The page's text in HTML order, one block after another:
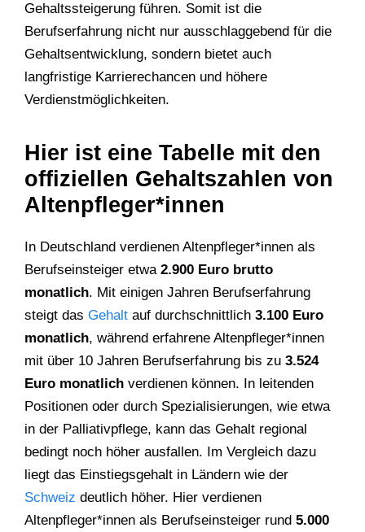
Gehaltssteigerung führen. Somit ist die
Berufserfahrung nicht nur ausschlaggebend für die
Gehaltsentwicklung, sondern bietet auch
langfristige Karrierechancen und höhere
Verdienstmöglichkeiten.
Hier ist eine Tabelle mit den
offiziellen Gehaltszahlen von
Altenpfleger*innen
In Deutschland verdienen Altenpfleger*innen als
Berufseinsteiger etwa 2.900 Euro brutto
monatlich. Mit einigen Jahren Berufserfahrung
steigt das Gehalt auf durchschnittlich 3.100 Euro
monatlich, während erfahrene Altenpfleger*innen
mit über 10 Jahren Berufserfahrung bis zu 3.524
Euro monatlich verdienen können. In leitenden
Positionen oder durch Spezialisierungen, wie etwa
in der Palliativpflege, kann das Gehalt regional
bedingt noch höher ausfallen. Im Vergleich dazu
liegt das Einstiegsgehalt in Ländern wie der
Schweiz deutlich höher. Hier verdienen
Altenpfleger*innen als Berufseinsteiger rund 5.000